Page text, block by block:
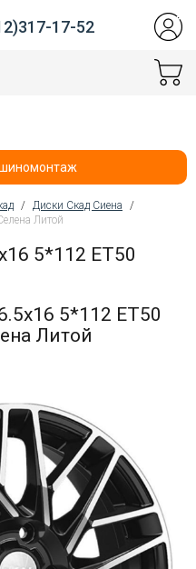
17-52
/ Диски Скад Сиена
/
Литой
5*112 ET50
5*112 ET50
Литой